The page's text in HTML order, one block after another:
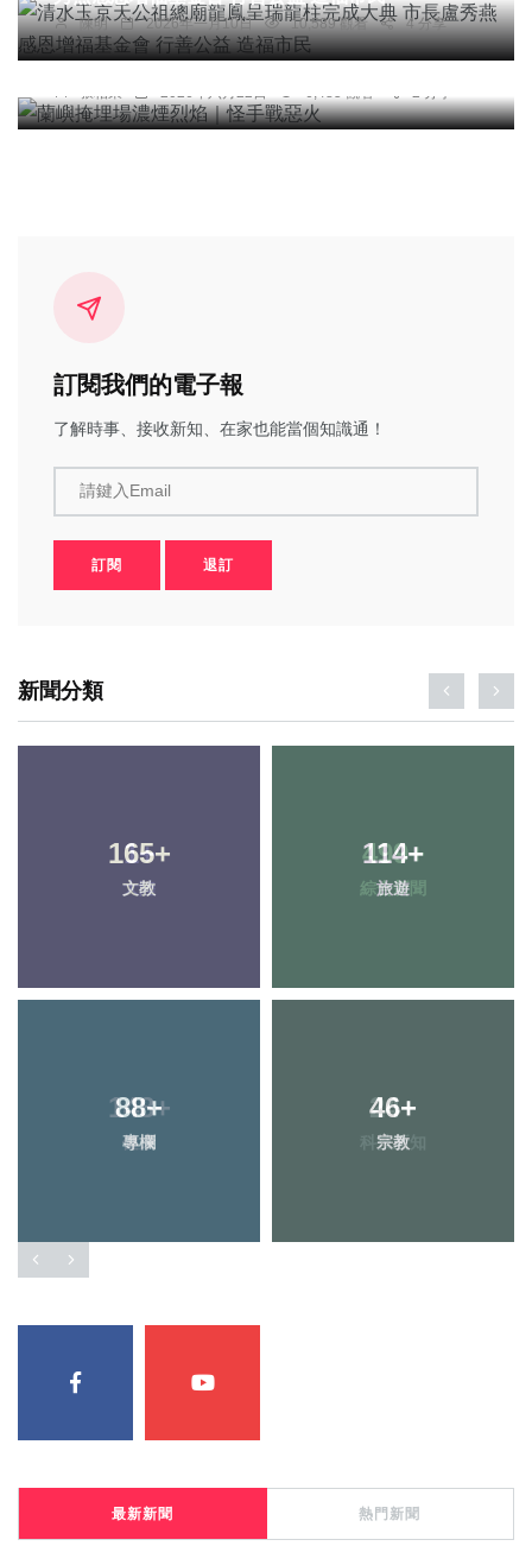
陳明 2026年一月10日 10,589 觀看 4 分享
社會
蘭嶼掩埋場濃煙烈焰｜怪手戰惡火
張柏東 2026年六月22日 6,485 觀看 2 分享
訂閱我們的電子報
了解時事、接收新知、在家也能當個知識通！
請鍵入Email
訂閱 退訂
新聞分類
165+
文教
114+
旅遊
88+
專欄
46+
宗教
1+
大陸
499+
綜合新聞
148+
健康
24+
科技新知
最新新聞 熱門新聞